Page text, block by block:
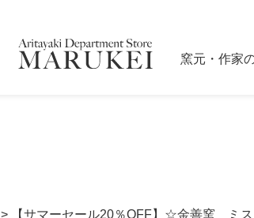
窯元・作家
> 【サマーセール20％OFF】☆金善窯 ミ